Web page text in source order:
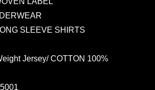
SLEEVE SHIRTS
Jersey/ COTTON 100%